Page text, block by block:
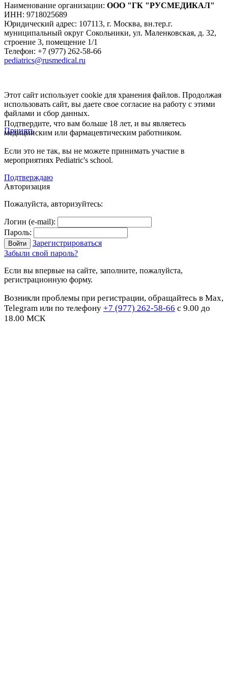
Наименование организации: ООО "ГК "РУСМЕДИКАЛ"
ИНН: 9718025689
Юридический адрес: 107113, г. Москва, вн.тер.г.
муниципальный округ Сокольники, ул. Маленковская, д. 32,
строение 3, помещение 1/1
Телефон: +7 (977) 262-58-66
pediatrics@rusmedical.ru
Этот сайт использует cookie для хранения файлов. Продолжая
использовать сайт, вы даете свое согласие на работу с этими
файлами и сбор данных.
Принять
Подтвердите, что вам больше 18 лет, и вы являетесь
медицинским или фармацевтическим работником.
Если это не так, вы не можете принимать участие в
мероприятиях Pediatric's school.
Подтверждаю
Авторизация
Пожалуйста, авторизуйтесь:
Логин (e-mail):
Пароль:
Зарегистрироваться
Забыли свой пароль?
Если вы впервые на сайте, заполните, пожалуйста,
регистрационную форму.
Возникли проблемы при регистрации, обращайтесь в Max,
Telegram или по телефону +7 (977) 262-58-66 с 9.00 до
18.00 МСК